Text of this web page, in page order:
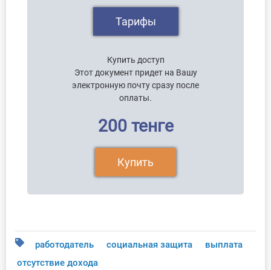
Тарифы
Купить доступ
Этот документ придет на Вашу
электронную почту сразу после
оплаты.
200 тенге
Купить
работодатель социальная защита
выплата
отсутствие дохода